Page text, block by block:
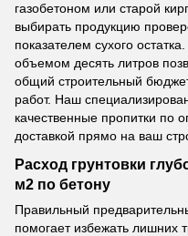
газобетоном или старой
выбирать продукцию
показателем сухого
объемом десять литров
общий строительный
работ. Наш
качественные пропитки по
доставкой прямо на ваш
Расход грунтовки
м2 по бетону
Правильный
помогает избежать лишних